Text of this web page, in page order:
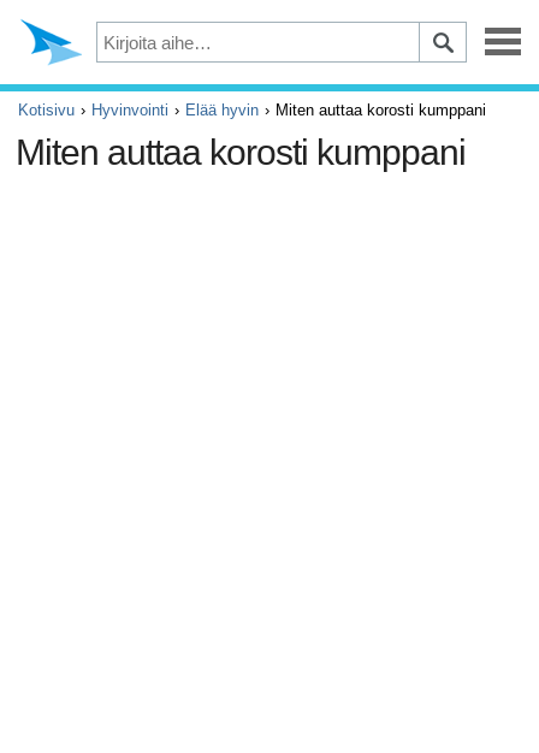
Masennus
Silmät
Kotisivu Hyvinvointi Elää hyvin Miten auttaa korosti kumppani
Miten auttaa korosti kumppani